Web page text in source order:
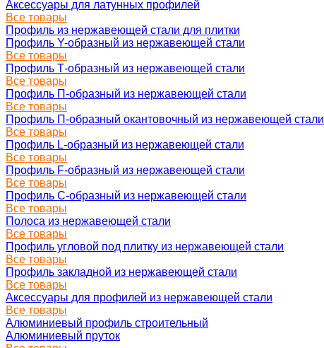
Аксессуары для латунных профилей
Все товары
Профиль из нержавеющей стали для плитки
Профиль Y-образный из нержавеющей стали
Все товары
Профиль Т-образный из нержавеющей стали
Все товары
Профиль П-образный из нержавеющей стали
Все товары
Профиль П-образный окантовочный из нержавеющей стали
Все товары
Профиль L-образный из нержавеющей стали
Все товары
Профиль F-образный из нержавеющей стали
Все товары
Профиль C-образный из нержавеющей стали
Все товары
Полоса из нержавеющей стали
Все товары
Профиль угловой под плитку из нержавеющей стали
Все товары
Профиль закладной из нержавеющей стали
Все товары
Аксессуары для профилей из нержавеющей стали
Все товары
Алюминиевый профиль строительный
Алюминиевый пруток